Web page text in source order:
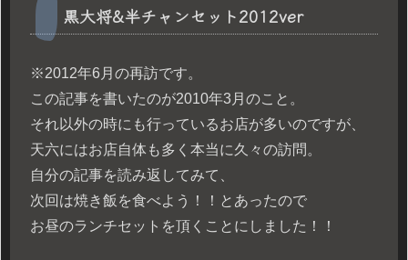
黒大将&半チャンセット2012ver
※2012年6月の再訪です。
この記事を書いたのが2010年3月のこと。
それ以外の時にも行っているお店が多いのですが、
天六にはお店自体も多く本当に久々の訪問。
自分の記事を読み返してみて、
次回は焼き飯を食べよう！！とあったので
お昼のランチセットを頂くことにしました！！